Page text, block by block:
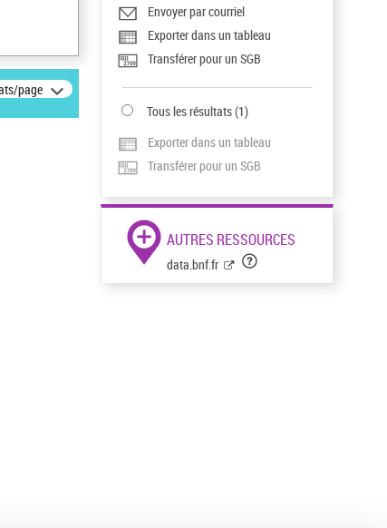
page
Envoyer par courriel
Exporter dans un tableau
Transférer pour un SGB
Tous les résultats(1)
Exporter dans un tableau
Transférer pour un SGB
AUTRES RESSOURCES
data.bnf.fr